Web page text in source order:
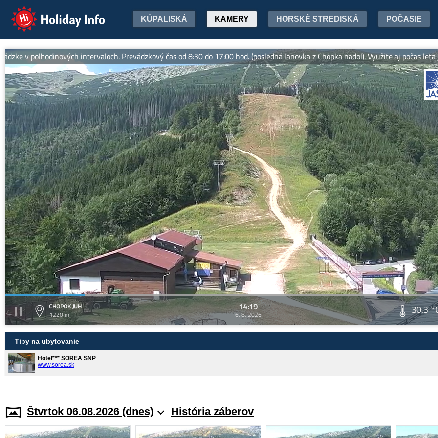
Holiday Info KÚPALISKÁ KAMERY HORSKÉ STREDISKÁ POČASIE
intervaloch. Prevádzkový čas od 8:30 do 17:00 hod. (posledná lanovka z Chopka nadol). Využite aj počas leta
CHOPOK JUH
1220 m
14:19
6. 8. 2026 30.3
Tipy na ubytovanie
Hotel*** SOREA SNP
www.sorea.sk
Štvrtok 06.08.2026 (dnes) História záberov